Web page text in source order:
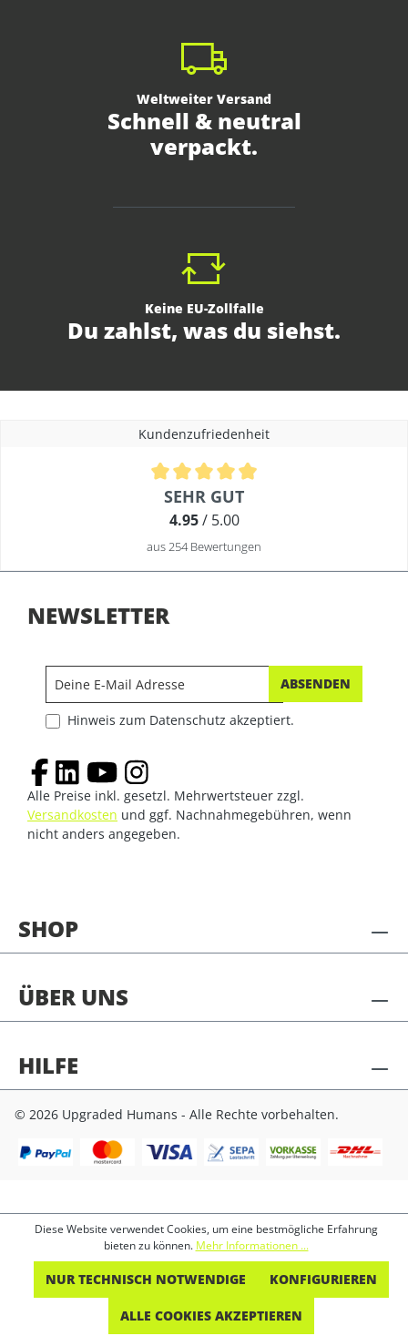
Weltweiter Versand
Schnell & neutral
verpackt.
Keine EU-Zollfalle
Du zahlst, was du siehst.
Kundenzufriedenheit
Durchschnittliche Bewertung von 4.9 von 5 Sternen
SEHR GUT
4.95/ 5.00
aus 254 Bewertungen
SHOP
ÜBER UNS
HILFE
NEWSLETTER
ABSENDEN
Hinweis zum Datenschutz akzeptiert.
Alle Preise inkl. gesetzl. Mehrwertsteuer zzgl.
Versandkosten und ggf. Nachnahmegebühren, wenn
nicht anders angegeben.
© 2026 Upgraded Humans - Alle Rechte vorbehalten.
Diese Website verwendet Cookies, um eine bestmögliche Erfahrung
bieten zu können. Mehr Informationen ...
NUR TECHNISCH NOTWENDIGE KONFIGURIEREN
ALLE COOKIES AKZEPTIEREN